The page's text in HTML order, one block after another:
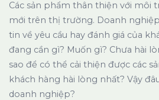
Các sản phẩm thân thiện với môi
mới trên thị trường. Doanh
tin về yêu cầu hay đánh giá của
đang cần gì? Muốn gì? Chưa hài
sao để có thể cải thiện được các
khách hàng hài lòng nhất? Vậy
doanh nghiệp?